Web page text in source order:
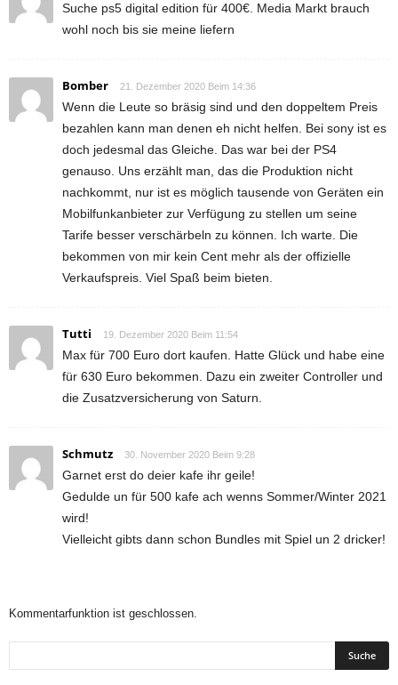
Suche ps5 digital edition für 400€. Media Markt brauch
wohl noch bis sie meine liefern
Bomber 21. Dezember 2020 Beim 14:36
Wenn die Leute so bräsig sind und den doppeltem Preis
bezahlen kann man denen eh nicht helfen. Bei sony ist es
doch jedesmal das Gleiche. Das war bei der PS4
genauso. Uns erzählt man, das die Produktion nicht
nachkommt, nur ist es möglich tausende von Geräten ein
Mobilfunkanbieter zur Verfügung zu stellen um seine
Tarife besser verschärbeln zu können. Ich warte. Die
bekommen von mir kein Cent mehr als der offizielle
Verkaufspreis. Viel Spaß beim bieten.
Tutti 19. Dezember 2020 Beim 11:54
Max für 700 Euro dort kaufen. Hatte Glück und habe eine
für 630 Euro bekommen. Dazu ein zweiter Controller und
die Zusatzversicherung von Saturn.
Schmutz 30. November 2020 Beim 9:28
Garnet erst do deier kafe ihr geile!
Gedulde un für 500 kafe ach wenns Sommer/Winter 2021
wird!
Vielleicht gibts dann schon Bundles mit Spiel un 2 dricker!
Kommentarfunktion ist geschlossen.